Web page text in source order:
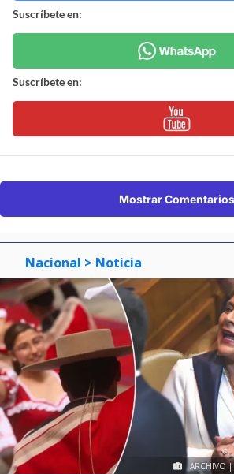
Suscríbete en:
Suscríbete en:
Mostrar Comentarios
Nacional > Noticia
ARCHIVO |